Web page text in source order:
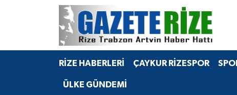
RİZE HABERLERİ ÇAYKUR RİZESPOR
ÜLKE GÜNDEMİ
BÖLGEMİZ
Merkez Nöbetçi Eczaneler
Merkez Hava Durumu
Merkez Trafik Yoğunluk Haritası